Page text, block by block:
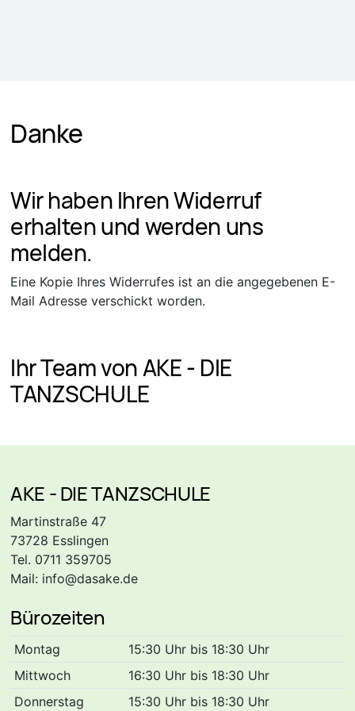
Danke
Wir haben Ihren Widerruf
erhalten und werden uns
melden.
Eine Kopie Ihres Widerrufes ist an die angegebenen E-
Mail Adresse verschickt worden.
Ihr Team von AKE - DIE
TANZSCHULE
AKE - DIE TANZSCHULE
Martinstraße 47
73728 Esslingen
Tel. 0711 359705
Mail: info@dasake.de
Bürozeiten
Montag
15:30 Uhr bis 18:30 Uhr
Mittwoch
16:30 Uhr bis 18:30 Uhr
Donnerstag
15:30 Uhr bis 18:30 Uhr